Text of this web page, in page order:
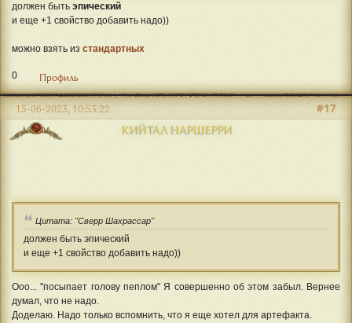
должен быть эпический
и еще +1 свойство добавить надо))
можно взять из стандартных
0 Профиль
КИЙТАЛ НАРШЕРРИ
#17
15-06-2023, 10:53:22
Цитата: "Сверр Шахрассар"
должен быть эпический
и еще +1 свойство добавить надо))
Ооо... "посыпает голову пеплом" Я совершенно об этом забыл. Вернее
думал, что не надо.
Доделаю. Надо только вспомнить, что я еще хотел для артефакта.